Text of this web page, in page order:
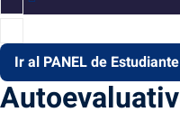
Ir al PANEL de Estudiante